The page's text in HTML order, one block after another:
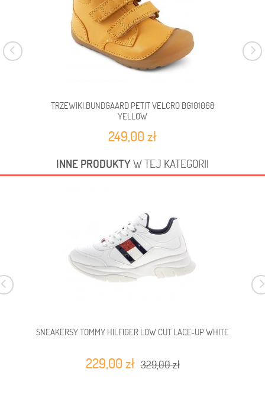
TRZEWIKI BUNDGAARD PETIT VELCRO BG101068
YELLOW
249,00 zł
INNE PRODUKTYW TEJ KATEGORII
SNEAKERSY TOMMY HILFIGER LOW CUT LACE-UP WHITE
229,00 zł 329,00 zł